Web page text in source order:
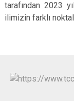
tarafından 2023
ilimizin farklı